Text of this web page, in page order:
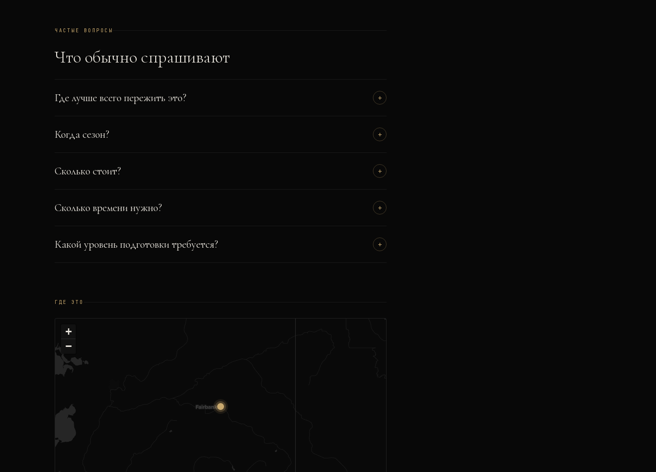
ЧАСТЫЕ ВОПРОСЫ
Что обычно спрашивают
Где лучше всего пережить это? +
Когда сезон? +
Сколько стоит? +
Сколько времени нужно? +
Какой уровень подготовки требуется? +
ГДЕ ЭТО
+
−